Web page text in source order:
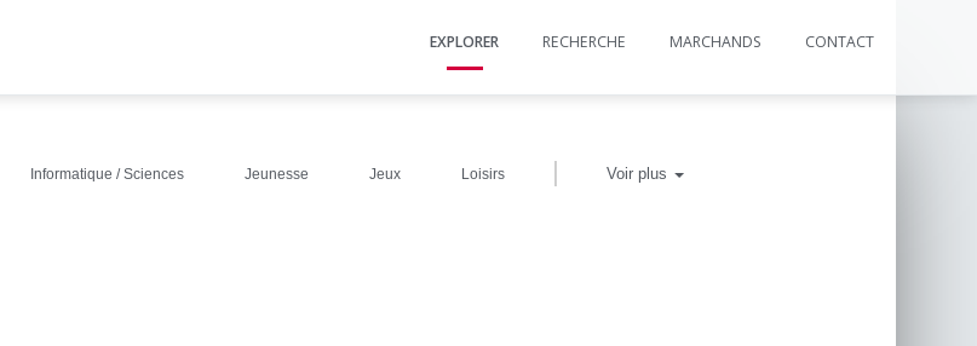
EXPLORER RECHERCHE MARCHANDS CONTACT
Informatique / Sciences Jeunesse Jeux Loisirs | Voir plus